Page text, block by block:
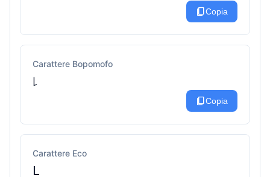
content_copyCopia
Carattere Bopomofo
꒒
content_copyCopia
Carattere Eco
ᒪ